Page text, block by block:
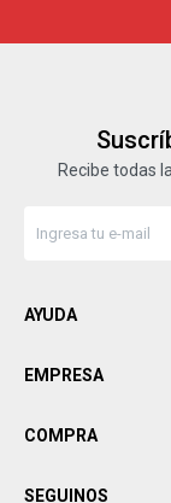
Recibe todas
AYUDA
EMPRESA
COMPRA
SEGUINOS